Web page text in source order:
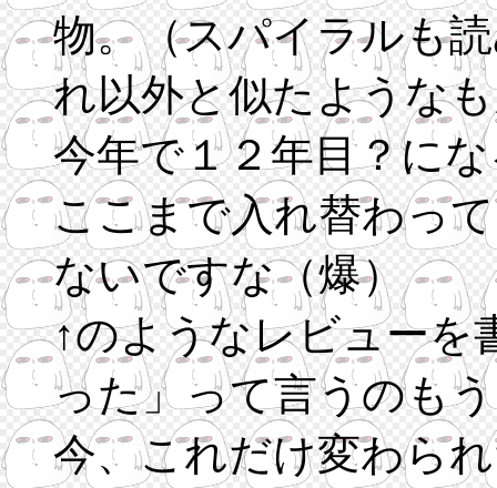
物。（スパイラルも
れ以外と似たような
今年で１２年目？に
ここまで入れ替わっ
ないですな（爆）
↑のようなレビューを
った」って言うのも
今、これだけ変わら